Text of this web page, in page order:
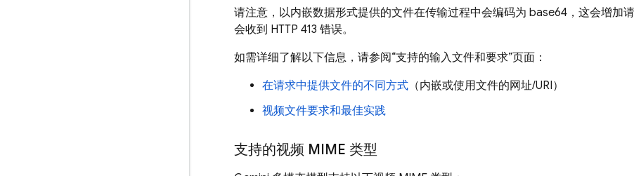
请注意，以内嵌数据形式提供的文件在传输过程中会编码为 base64，这会增加
会收到 HTTP 413 错误。
如需详细了解以下信息，请参阅“支持的输入文件和要求”页面：
在请求中提供文件的不同方式 （内嵌或使用文件的网址/URI）
视频文件要求和最佳实践
支持的视频 MIME 类型